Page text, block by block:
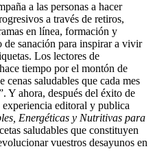
a las personas a hacer
a través de retiros,
en línea, formación y
de sanación para inspirar a vivir
Los lectores de
tiempo por el montón de
cenas saludables que cada mes
Y ahora, después del éxito de
editoral y publica
Energéticas y Nutritivas para
saludables que constituyen
vuestros desayunos en